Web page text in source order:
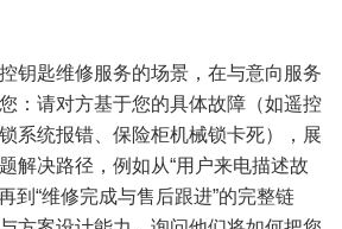
钥匙维修服务的场景，在与意向服务
：请对方基于您的具体故障（如遥控
系统报错、保险柜机械锁卡死），展
解决路径，例如从“用户来电描述故
到“维修完成与售后跟进”的完整链